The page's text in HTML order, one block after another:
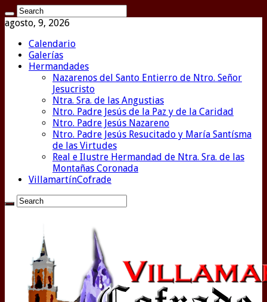
agosto, 9, 2026
Calendario
Galerías
Hermandades
Nazarenos del Santo Entierro de Ntro. Señor
Jesucristo
Ntra. Sra. de las Angustias
Ntro. Padre Jesús de la Paz y de la Caridad
Ntro. Padre Jesús Nazareno
Ntro. Padre Jesús Resucitado y María Santísma
de las Virtudes
Real e Ilustre Hermandad de Ntra. Sra. de las
Montañas Coronada
VillamartínCofrade